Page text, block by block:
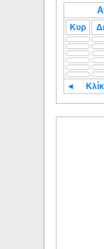
Κυρ
◄